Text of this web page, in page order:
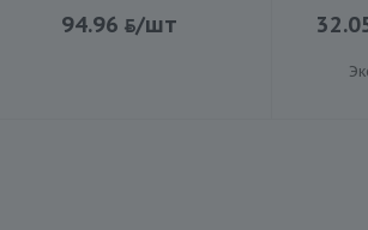
94.96 /шт